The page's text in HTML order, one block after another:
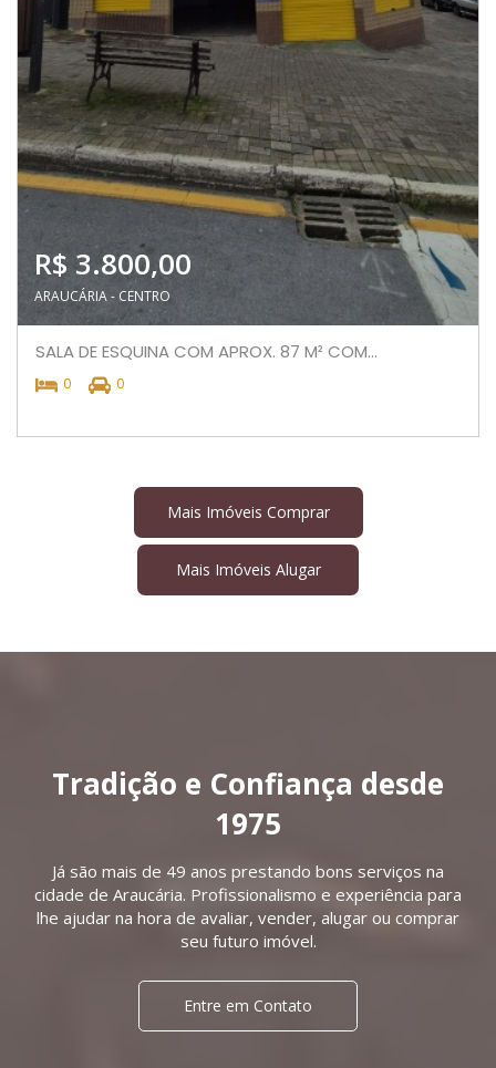
R$ 3.800,00
ARAUCÁRIA - CENTRO
SALA DE ESQUINA COM APROX. 87 M² COM...
0 0
Mais Imóveis Comprar
Mais Imóveis Alugar
Tradição e Confiança desde
1975
Já são mais de 49 anos prestando bons serviços na
cidade de Araucária. Profissionalismo e experiência para
lhe ajudar na hora de avaliar, vender, alugar ou comprar
seu futuro imóvel.
Entre em Contato